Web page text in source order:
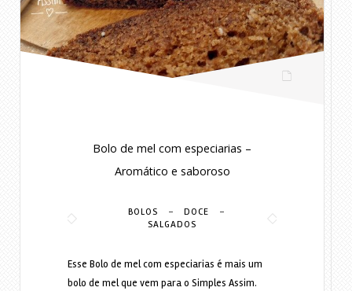
Bolo de mel com especiarias –
Aromático e saboroso
BOLOS - DOCE -
SALGADOS
Esse Bolo de mel com especiarias é mais um
bolo de mel que vem para o Simples Assim.